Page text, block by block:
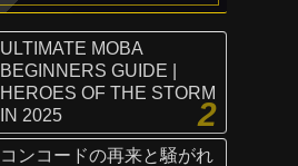
ULTIMATE MOBA
BEGINNERS GUIDE |
HEROES OF THE STORM
IN 2025
コンコードの再来と騒がれ